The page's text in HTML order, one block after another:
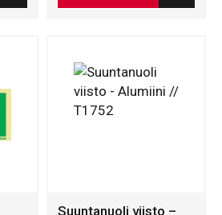
Suuntanuoli viisto –